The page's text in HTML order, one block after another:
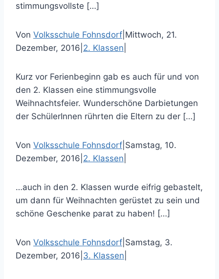
stimmungsvollste […]
Von Volksschule Fohnsdorf Mittwoch, 21.
Dezember, 2016 2. Klassen
Kurz vor Ferienbeginn gab es auch für und von
den 2. Klassen eine stimmungsvolle
Weihnachtsfeier. Wunderschöne Darbietungen
der SchülerInnen rührten die Eltern zu der […]
Von Volksschule Fohnsdorf Samstag, 10.
Dezember, 2016 2. Klassen
…auch in den 2. Klassen wurde eifrig gebastelt,
um dann für Weihnachten gerüstet zu sein und
schöne Geschenke parat zu haben! […]
Von Volksschule Fohnsdorf Samstag, 3.
Dezember, 2016 3. Klassen